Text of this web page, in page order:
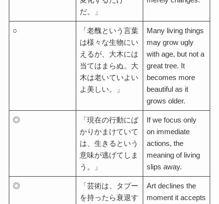
だ。」
○
「老醜という言葉
は様々な生物にい
えるが、大木には
当てはまらぬ。大
木は老いていよい
よ美しい。」
Many living things
may grow ugly
with age, but not a
great tree. It
becomes more
beautiful as it
grows older.
◎
「現在の行動にば
かりかまけていて
は、生きるという
意味が逃げてしま
う。」
If we focus only
on immediate
actions, the
meaning of living
slips away.
◎
「芸術は、タブー
を持ったら衰退す
Art declines the
moment it accepts